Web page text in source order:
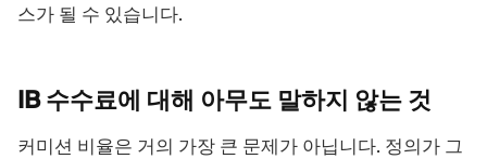
스가 될 수 있습니다.
IB 수수료에 대해 아무도 말하지 않는 것
커미션 비율은 거의 가장 큰 문제가 아닙니다. 정의가 그